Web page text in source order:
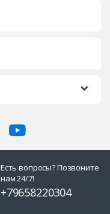
Есть вопросы? Позвоните
нам 24/7!
+79658220304